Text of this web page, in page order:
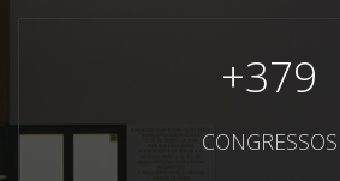
+379
CONGRESSOS